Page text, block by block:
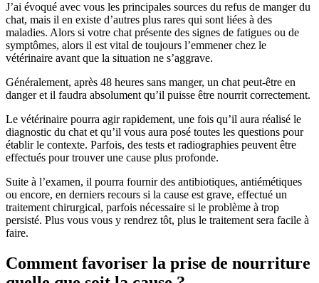
J’ai évoqué avec vous les principales sources du refus de manger du
chat, mais il en existe d’autres plus rares qui sont liées à des
maladies. Alors si votre chat présente des signes de fatigues ou de
symptômes, alors il est vital de toujours l’emmener chez le
vétérinaire avant que la situation ne s’aggrave.
Généralement, après 48 heures sans manger, un chat peut-être en
danger et il faudra absolument qu’il puisse être nourrit correctement.
Le vétérinaire pourra agir rapidement, une fois qu’il aura réalisé le
diagnostic du chat et qu’il vous aura posé toutes les questions pour
établir le contexte. Parfois, des tests et radiographies peuvent être
effectués pour trouver une cause plus profonde.
Suite à l’examen, il pourra fournir des antibiotiques, antiémétiques
ou encore, en derniers recours si la cause est grave, effectué un
traitement chirurgical, parfois nécessaire si le problème à trop
persisté. Plus vous vous y rendrez tôt, plus le traitement sera facile à
faire.
Comment favoriser la prise de nourriture